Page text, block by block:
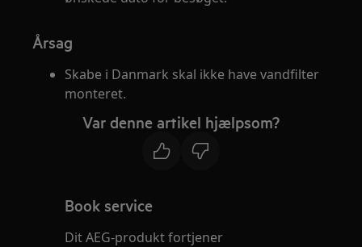
Årsag
Skabe i Danmark skal ikke have vandfilter
monteret.
Var denne artikel hjælpsom?
Book service
Dit AEG-produkt fortjener